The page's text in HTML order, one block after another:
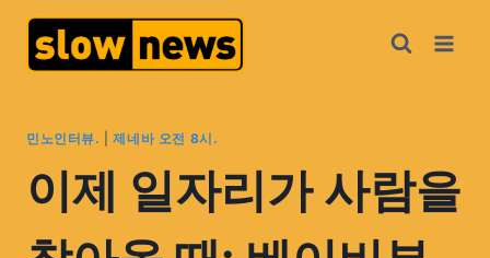
민노인터뷰. |제네바 오전 8시.
이제 일자리가 사람을